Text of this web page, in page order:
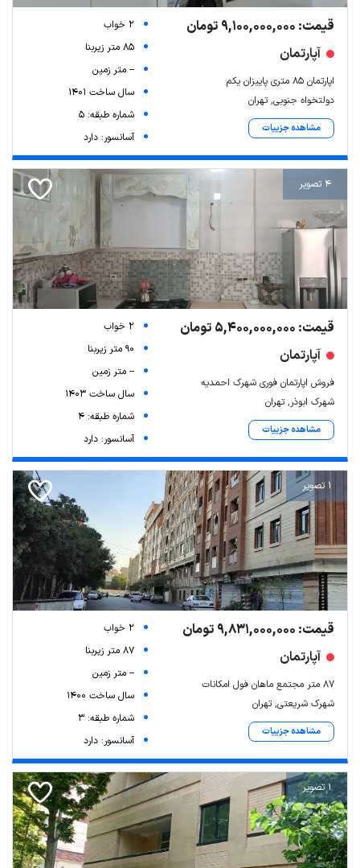
قیمت: 9,100,000,000 تومان
آپارتمان
اپارتمان ۸۵ متری پاییزان یکم
دولتخواه جنوبی, تهران
مشاهده جزییات
2 خواب
85 متر زیربنا
-- متر زمین
سال ساخت 1401
شماره طبقه: 5
آسانسور: دارد
4 تصویر
قیمت: 5,400,000,000 تومان
آپارتمان
فروش اپارتمان فوری شهرک احمدیه
شهرک ابوذر, تهران
مشاهده جزییات
2 خواب
90 متر زیربنا
-- متر زمین
سال ساخت 1403
شماره طبقه: 4
آسانسور: دارد
1 تصویر
قیمت: 9,831,000,000 تومان
آپارتمان
۸۷ متر مجتمع ماهان فول امکانات
شهرک شریعتی, تهران
مشاهده جزییات
2 خواب
87 متر زیربنا
-- متر زمین
سال ساخت 1400
شماره طبقه: 3
آسانسور: دارد
1 تصویر